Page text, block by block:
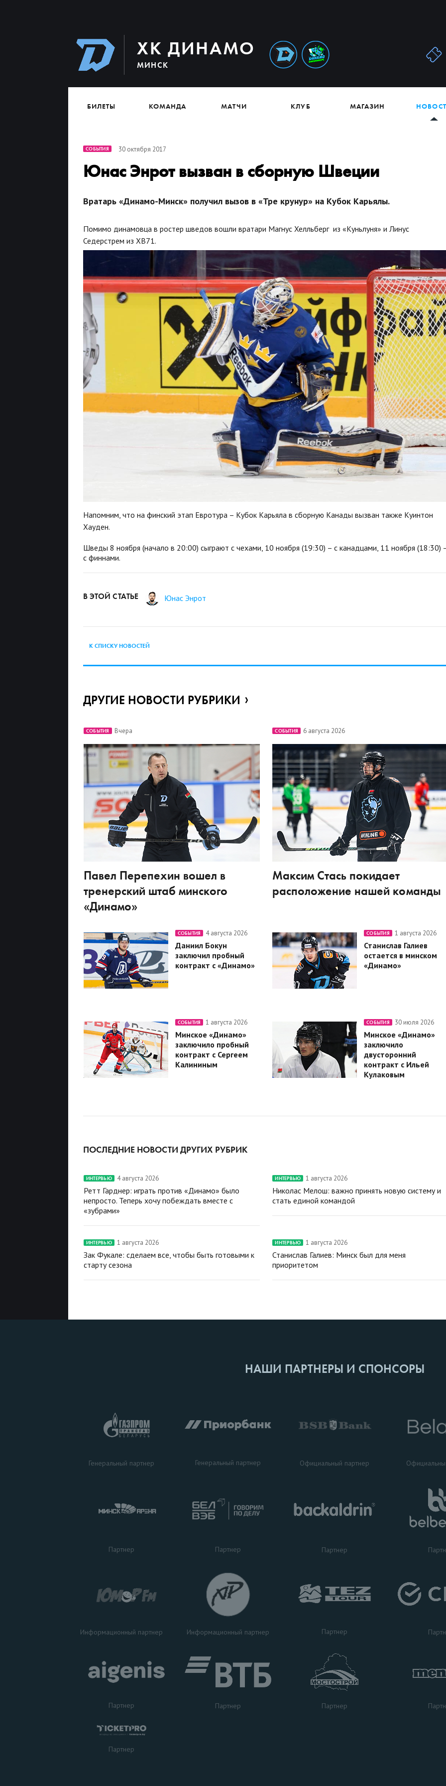
ХК ДИНАМО
МИНСК
БИЛЕТЫ КОМАНДА МАТЧИ КЛУБ МАГАЗИН
СОБЫТИЯ 30 октября 2017
Юнас Энрот вызван в сборную Швеции
Вратарь «Динамо-Минск» получил вызов в «Тре крунур» на Кубок Карьялы.
Помимо динамовца в ростер шведов вошли вратари Магнус Хелльберг из «Куньлуня» и Линус
Седерстрем из ХВ71.
Напомним, что на финский этап Евротура – Кубок Карьяла в сборную Канады вызван также Куинтон
Хауден.
Шведы 8 ноября (начало в 20:00) сыграют с чехами, 10 ноября (19:30) – с канадцами, 11 ноября (18:30)
с финнами.
В ЭТОЙ СТАТЬЕ Юнас Энрот
К СПИСКУ НОВОСТЕЙ
ДРУГИЕ НОВОСТИ РУБРИКИ
СОБЫТИЯ Вчера
Павел Перепехин вошел в
тренерский штаб минского
«Динамо»
СОБЫТИЯ 6 августа 2026
Максим Стась покидает
расположение нашей команды
СОБЫТИЯ 4 августа 2026
Даниил Бокун
заключил пробный
контракт с «Динамо»
СОБЫТИЯ 1 августа 2026
Станислав Галиев
остается в минском
«Динамо»
СОБЫТИЯ 1 августа 2026
Минское «Динамо»
заключило пробный
контракт с Сергеем
Калининым
СОБЫТИЯ 30 июля 2026
Минское «Динамо»
заключило
двусторонний
контракт с Ильей
Кулаковым
ПОСЛЕДНИЕ НОВОСТИ ДРУГИХ РУБРИК
ИНТЕРВЬЮ 4 августа 2026
Ретт Гарднер: играть против «Динамо» было
непросто. Теперь хочу побеждать вместе с
«зубрами»
ИНТЕРВЬЮ 1 августа 2026
Николас Мелош: важно принять новую систему и
стать единой командой
ИНТЕРВЬЮ 1 августа 2026
Зак Фукале: сделаем все, чтобы быть готовыми к
старту сезона
ИНТЕРВЬЮ 1 августа 2026
Станислав Галиев: Минск был для меня
приоритетом
НАШИ ПАРТНЕРЫ И СПОНСОРЫ
Генеральный партнер Генеральный партнер Официальный партнер
Партнер Партнер Партнер
Информационный партнер Информационный партнер Партнер
Партнер Партнер Партнер
Партнер